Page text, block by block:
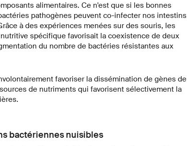
alimentaires. Ce n'est que si les bonnes
pathogènes peuvent co-infecter nos intestins
à des expériences menées sur des souris, les
spécifique favorisait la coexistence de deux
du nombre de bactéries résistantes aux
favoriser la dissémination de gènes de
de nutriments qui favorisent sélectivement la
bactériennes nuisibles